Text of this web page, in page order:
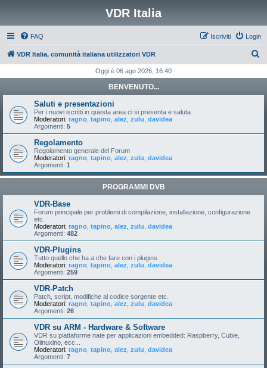
VDR Italia
FAQ Login
Iscriviti
VDR Italia, comunità italiana utilizzatori VDR
c
Oggi è 06 ago 2026, 16:40
BENVENUTO...
Saluti e presentazioni
Per i nuovi iscritti in questa area ci si presenta e saluta
Moderatori: ragno tapino alez zulu davidea
Argomenti: 5
Regolamento
Regolamento generale del Forum
Moderatori: ragno tapino alez zulu davidea
Argomenti: 1
PROGRAMMI DVB
VDR-Base
Forum principale per problemi di compilazione, installazione, configurazione
etc.
Moderatori: ragno tapino alez zulu davidea
Argomenti: 482
VDR-Plugins
Tutto quello che ha a che fare con i plugins.
Moderatori: ragno tapino alez zulu davidea
Argomenti: 259
VDR-Patch
Patch, script, modifiche al codice sorgente etc.
Moderatori: ragno tapino alez zulu davidea
Argomenti: 26
VDR su ARM - Hardware & Software
VDR su piattaforme nate per applicazioni embedded: Raspberry, Cubie,
Olinuxino, ecc...
Moderatori: ragno tapino alez zulu davidea
Argomenti: 7